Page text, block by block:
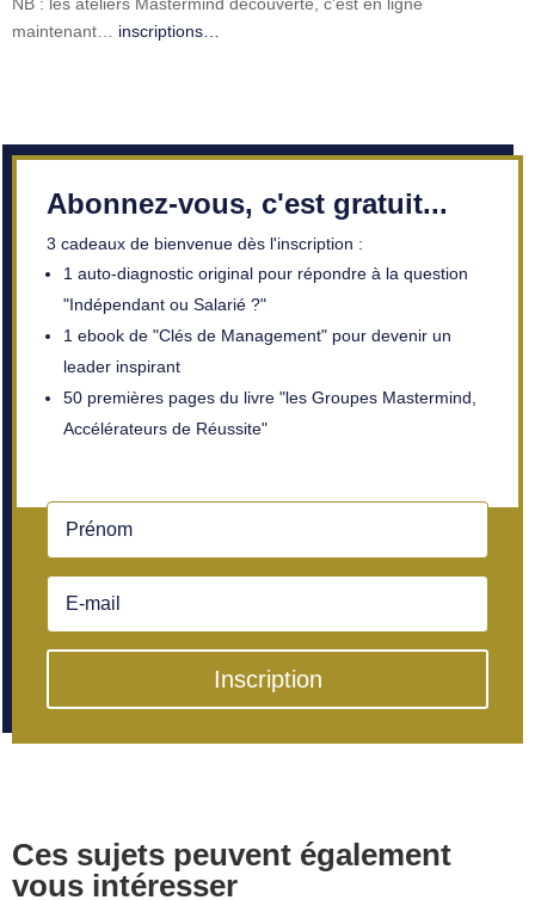
maintenant… inscriptions…
Abonnez-vous, c'est gratuit...
3 cadeaux de bienvenue dès l'inscription :
1 auto-diagnostic original pour répondre à la question
"Indépendant ou Salarié ?"
1 ebook de "Clés de Management" pour devenir un
leader inspirant
50 premières pages du livre "les Groupes Mastermind,
Accélérateurs de Réussite"
Inscription
Ces sujets peuvent également
vous intéresser